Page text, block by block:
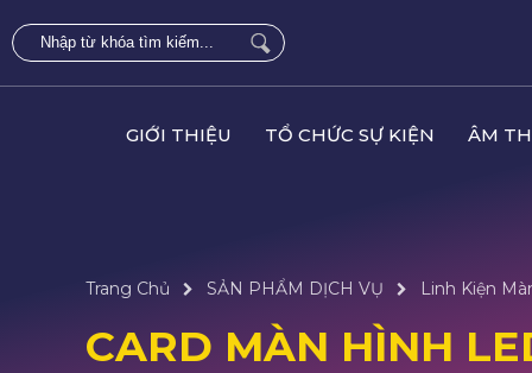
GIỚI THIỆU TỔ CHỨC SỰ KIỆN ÂM
Trang Chủ SẢN PHẨM DỊCH VỤ Linh Kiện
CARD MÀN HÌNH